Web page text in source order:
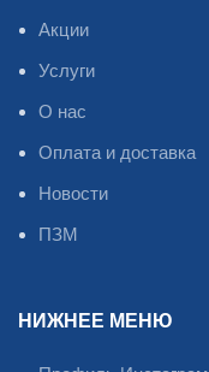
Акции
Услуги
О нас
Оплата и доставка
Новости
ПЗМ
НИЖНЕЕ МЕНЮ